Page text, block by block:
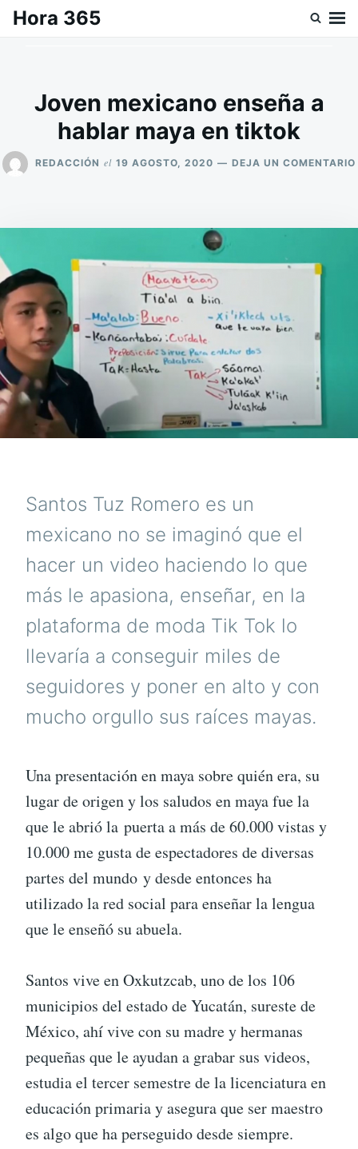
SaltarBuscar:
Hora 365
Joven mexicano enseña a
hablar maya en tiktok
REDACCIÓN el 19 AGOSTO, 2020 DEJA UN COMENTARIO
Santos Tuz Romero es un
mexicano no se imaginó que el
hacer un video haciendo lo que
más le apasiona, enseñar, en la
plataforma de moda Tik Tok lo
llevaría a conseguir miles de
seguidores y poner en alto y con
mucho orgullo sus raíces mayas.
Una presentación en maya sobre quién era, su
lugar de origen y los saludos en maya fue la
que le abrió la puerta a más de 60.000 vistas y
10.000 me gusta de espectadores de diversas
partes del mundo y desde entonces ha
utilizado la red social para enseñar la lengua
que le enseñó su abuela.
Santos vive en Oxkutzcab, uno de los 106
municipios del estado de Yucatán, sureste de
México, ahí vive con su madre y hermanas
pequeñas que le ayudan a grabar sus videos,
estudia el tercer semestre de la licenciatura en
educación primaria y asegura que ser maestro
es algo que ha perseguido desde siempre.